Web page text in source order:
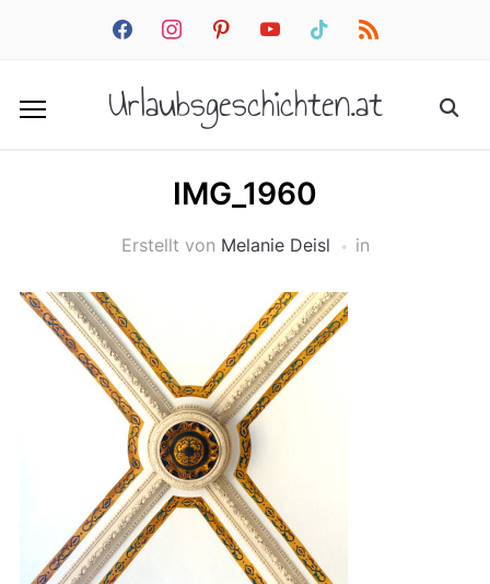
facebookinstagrampinterestyoutube tiktok rss
Urlaubsgeschichten.at
IMG_1960
Erstellt von Melanie Deisl in